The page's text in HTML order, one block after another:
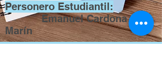
Personero Estudiantil:
Emanuel Cardona
Marín